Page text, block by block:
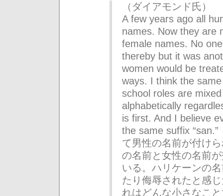
（ダイアモンド氏）
A few years ago all
names. Now they are
female names. No
thereby but it was
women would be
ways. I think the
school roles are
alphabetically
is first. And I believe
the same suffix
て男性の名前が付け
の名前と女性の名前
いる。ハリケーンの
たり侮辱されたと感
れはどんな小さなこ